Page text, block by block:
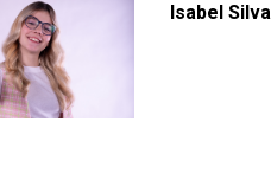
Isabel Silva